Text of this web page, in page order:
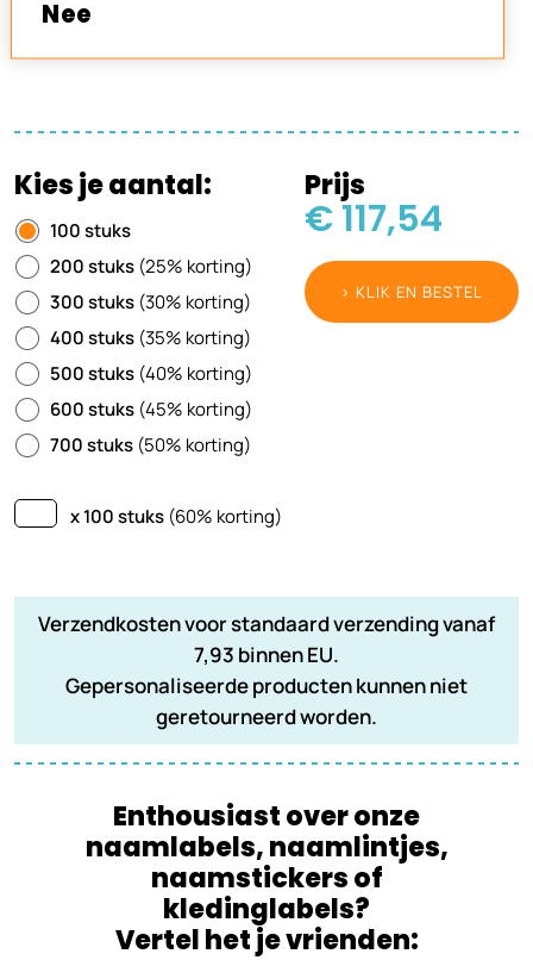
Nee
Kies je aantal:
100 stuks
200 stuks (25% korting)
300 stuks (30% korting)
400 stuks (35% korting)
500 stuks (40% korting)
600 stuks (45% korting)
700 stuks (50% korting)
x 100 stuks (60% korting)
Prijs
€ 117,54
> KLIK EN BESTEL
Verzendkosten voor standaard verzending vanaf
7,93 binnen EU.
Gepersonaliseerde producten kunnen niet
geretourneerd worden.
Enthousiast over onze
naamlabels, naamlintjes,
naamstickers of
kledinglabels?
Vertel het je vrienden: